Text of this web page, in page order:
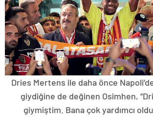
Dries Mertens ile daha önce
giydiğine de değinen Osimhen,
giymiştim. Bana çok yardımcı